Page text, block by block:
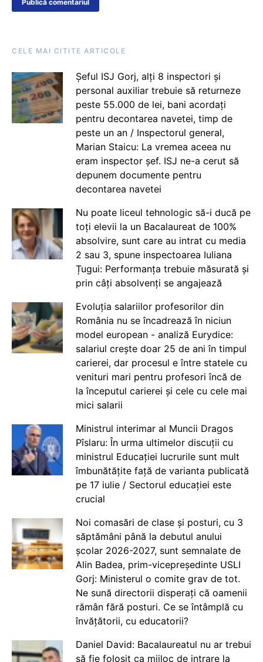
CELE MAI CITITE ARTICOLE
Șeful ISJ Gorj, alți 8 inspectori și
personal auxiliar trebuie să returneze
peste 55.000 de lei, bani acordați
pentru decontarea navetei, timp de
peste un an / Inspectorul general,
Marian Staicu: La vremea aceea nu
eram inspector șef. ISJ ne-a cerut să
depunem documente pentru
decontarea navetei
Nu poate liceul tehnologic să-i ducă pe
toți elevii la un Bacalaureat de 100%
absolvire, sunt care au intrat cu media
2 sau 3, spune inspectoarea Iuliana
Țugui: Performanța trebuie măsurată și
prin câți absolvenți se angajează
Evoluția salariilor profesorilor din
România nu se încadrează în niciun
model european - analiză Eurydice:
salariul crește doar 25 de ani în timpul
carierei, dar procesul e între statele cu
venituri mari pentru profesori încă de
la începutul carierei și cele cu cele mai
mici salarii
Ministrul interimar al Muncii Dragos
Pîslaru: În urma ultimelor discuții cu
ministrul Educației lucrurile sunt mult
îmbunătățite față de varianta publicată
pe 17 iulie / Sectorul educației este
crucial
Noi comasări de clase și posturi, cu 3
săptămâni până la debutul anului
școlar 2026-2027, sunt semnalate de
Alin Badea, prim-vicepreședinte USLI
Gorj: Ministerul o comite grav de tot.
Ne sună directorii disperați că oamenii
rămân fără posturi. Ce se întâmplă cu
învățătorii, cu educatorii?
Daniel David: Bacalaureatul nu ar trebui
să fie folosit ca mijloc de intrare la